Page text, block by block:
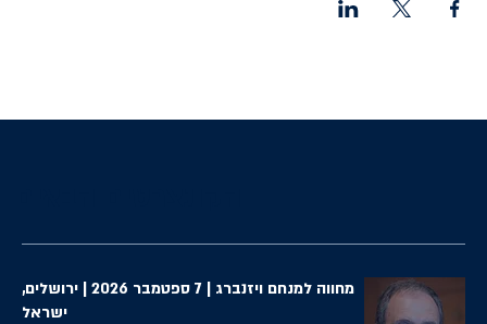
מחווה למנחם ויזנברג | 7 ספטמבר 2026 | ירושלים,
ישראל